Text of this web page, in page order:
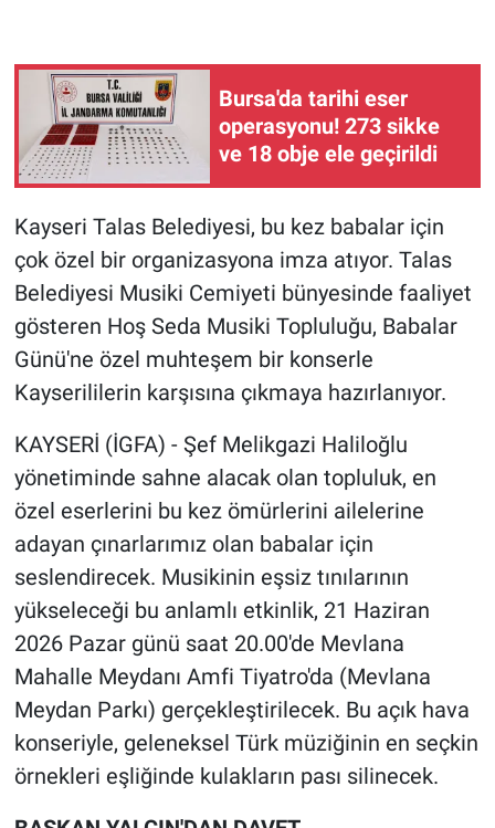
Bursa'da tarihi eser
operasyonu! 273 sikke
ve 18 obje ele geçirildi
Kayseri Talas Belediyesi, bu kez babalar için
çok özel bir organizasyona imza atıyor. Talas
Belediyesi Musiki Cemiyeti bünyesinde faaliyet
gösteren Hoş Seda Musiki Topluluğu, Babalar
Günü'ne özel muhteşem bir konserle
Kayserililerin karşısına çıkmaya hazırlanıyor.
KAYSERİ (İGFA) - Şef Melikgazi Haliloğlu
yönetiminde sahne alacak olan topluluk, en
özel eserlerini bu kez ömürlerini ailelerine
adayan çınarlarımız olan babalar için
seslendirecek. Musikinin eşsiz tınılarının
yükseleceği bu anlamlı etkinlik, 21 Haziran
2026 Pazar günü saat 20.00'de Mevlana
Mahalle Meydanı Amfi Tiyatro'da (Mevlana
Meydan Parkı) gerçekleştirilecek. Bu açık hava
konseriyle, geleneksel Türk müziğinin en seçkin
örnekleri eşliğinde kulakların pası silinecek.